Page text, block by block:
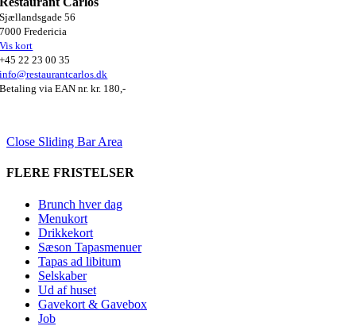
Sjællandsgade 56
7000 Fredericia
Vis kort
+45 22 23 00 35
info@restaurantcarlos.dk
Betaling via EAN nr. kr. 180,-
Close Sliding Bar Area
FLERE FRISTELSER
Brunch hver dag
Menukort
Drikkekort
Sæson Tapasmenuer
Tapas ad libitum
Selskaber
Ud af huset
Gavekort & Gavebox
Job